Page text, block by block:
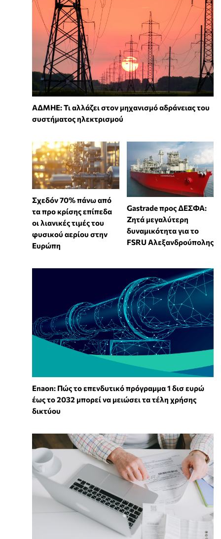
ΑΔΜΗΕ: Τι αλλάζει στον μηχανισμό αδράνειας του
συστήματος ηλεκτρισμού
Σχεδόν 70% πάνω από
τα προ κρίσης επίπεδα
οι λιανικές τιμές του
φυσικού αερίου στην
Ευρώπη
Gastrade προς ΔΕΣΦΑ:
Ζητά μεγαλύτερη
δυναμικότητα για το
FSRU Αλεξανδρούπολης
Enaon: Πώς το επενδυτικό πρόγραμμα 1 δισ ευρώ
έως το 2032 μπορεί να μειώσει τα τέλη χρήσης
δικτύου